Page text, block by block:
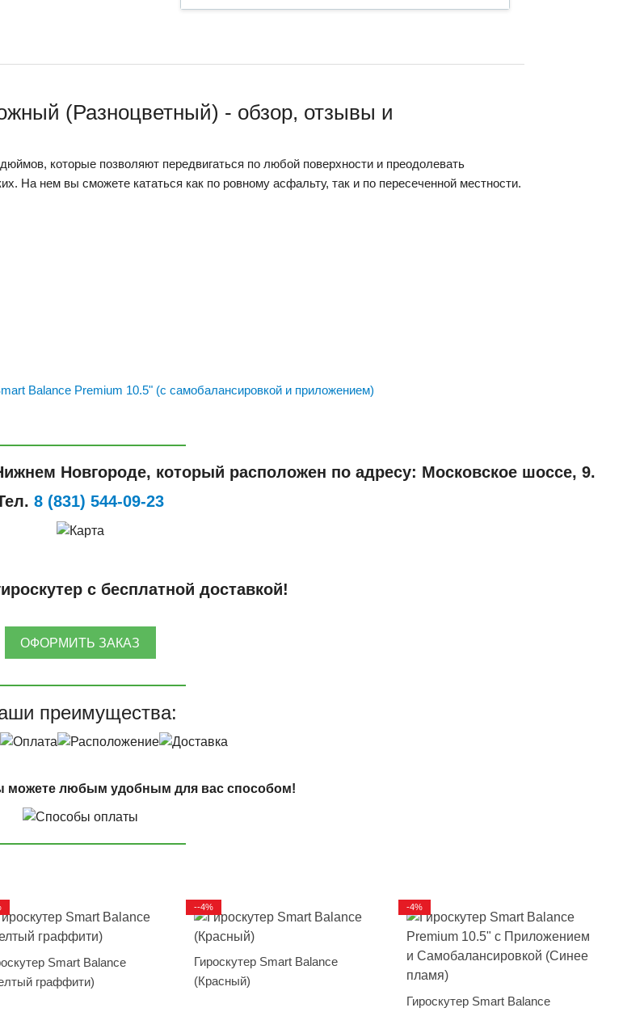
(Разноцветный) - обзор, отзывы и
которые позволяют передвигаться по любой поверхности и преодолевать
На нем вы сможете кататься как по ровному асфальту, так и по пересеченной местности.
Balance Premium 10.5" (с самобалансировкой и приложением)
Новгороде, который расположен по адресу: Московское шоссе, 9.
8 (831) 544-09-23
с бесплатной доставкой!
ОФОРМИТЬ ЗАКАЗ
преимущества:
можете любым удобным для вас способом!
Smart Balance
граффити)
Гироскутер Smart Balance
(Красный)
--4%
Гироскутер Smart Balance
-4%